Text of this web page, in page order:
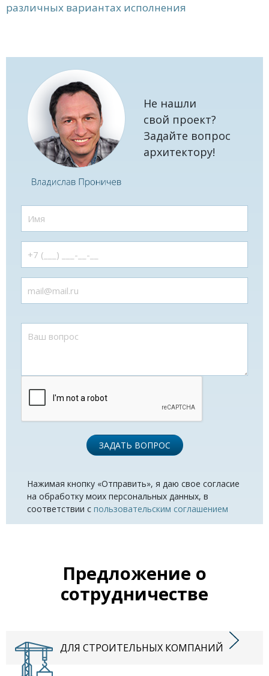
различных вариантах исполнения
Не нашли
свой проект?
Задайте вопрос
архитектору!
ЗАДАТЬ ВОПРОС
Нажимая кнопку «Отправить», я даю свое согласие
на обработку моих персональных данных, в
соответствии с пользовательским соглашением
Предложение о
сотрудничестве
ДЛЯ СТРОИТЕЛЬНЫХ КОМПАНИЙ